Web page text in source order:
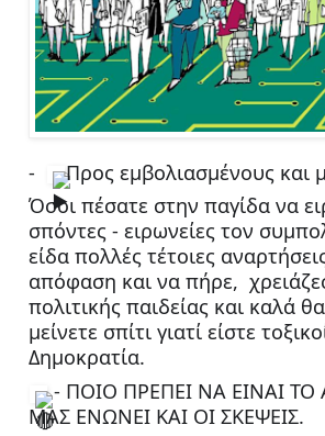
-
Προς εμβολιασμένους και
Όσοι πέσατε στην παγίδα να
σπόντες - ειρωνείες τον
είδα πολλές τέτοιες
απόφαση και να πήρε,
πολιτικής παιδείας και καλά
μείνετε σπίτι γιατί είστε
Δημοκρατία.
- ΠΟΙΟ ΠΡΕΠΕΙ ΝΑ ΕΙΝΑΙ
ΜΑΣ ΕΝΩΝΕΙ ΚΑΙ ΟΙ ΣΚΕΨΕΙΣ.